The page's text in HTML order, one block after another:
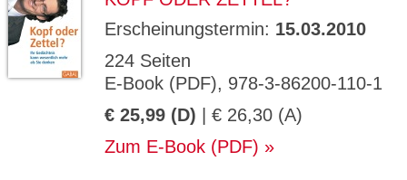
Erscheinungstermin: 15.03.2010
224 Seiten
E-Book (PDF), 978-3-86200-110-1
€ 25,99 (D) | € 26,30 (A)
Zum E-Book (PDF)